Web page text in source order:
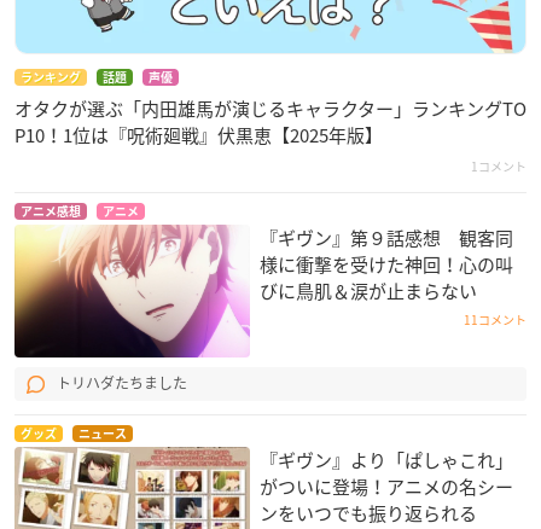
ランキング 話題 声優
オタクが選ぶ「内田雄馬が演じるキャラクター」ランキングTO
P10！1位は『呪術廻戦』伏黒恵【2025年版】
1コメント
アニメ感想 アニメ
『ギヴン』第９話感想 観客同
様に衝撃を受けた神回！心の叫
びに鳥肌＆涙が止まらない
11コメント
トリハダたちました
グッズ ニュース
『ギヴン』より「ぱしゃこれ」
がついに登場！アニメの名シー
ンをいつでも振り返られる